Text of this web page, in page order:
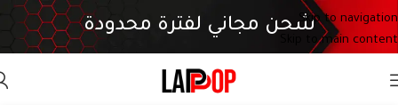
Skip to navigation
Skip to main content
شحن مجاني لفترة محدودة